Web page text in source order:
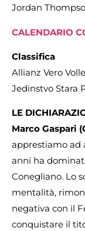
Jordan
CALENDARIO
Classifica
Allianz Vero
Jedinstvo Stara
LE
Marco Gaspari
apprestiamo ad
anni ha
Conegliano. Lo
mentalità,
negativa con il
conquistare il